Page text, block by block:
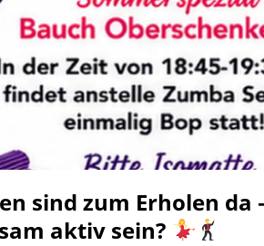
sind zum Erholen
aktiv sein?